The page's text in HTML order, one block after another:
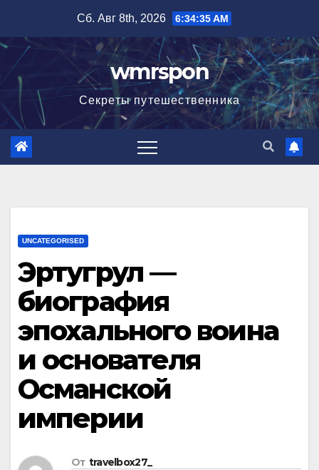
содержимому
Сб. Авг 8th, 2026 6:34:36 AM
wmrspon
Секреты путешественника
UNCATEGORISED
Эртугрул —
биография
эпохального воина
и основателя
Османской
империи
От travelbox27_